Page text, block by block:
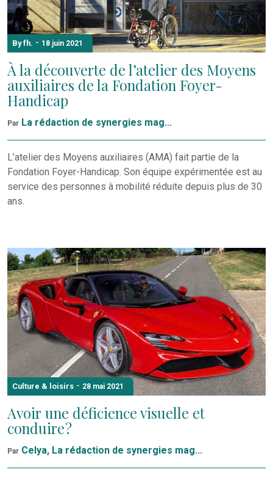
By fh. - 18 juin 2021
À la découverte de l’atelier des Moyens
auxiliaires de la Fondation Foyer-
Handicap
Par La rédaction de synergies mag...
L’atelier des Moyens auxiliaires (AMA) fait partie de la
Fondation Foyer-Handicap. Son équipe expérimentée est au
service des personnes à mobilité réduite depuis plus de 30
ans.
Culture & loisirs - 28 mai 2021
Avoir une déficience visuelle et
conduire ?
Par Celya, La rédaction de synergies mag...